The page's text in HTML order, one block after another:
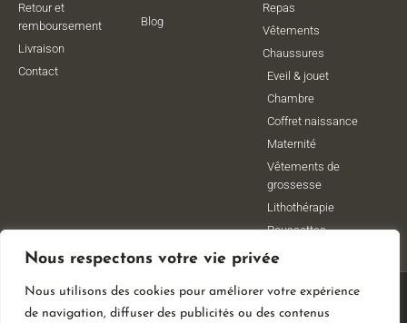
Nous respectons votre vie privée
Nous utilisons des cookies pour améliorer votre expérience
de navigation, diffuser des publicités ou des contenus
Retour et
remboursement
Livraison
Contact
Blog
Repas
Vêtements
Chaussures
Eveil & jouet
Chambre
Coffret naissance
Maternité
Vêtements de
grossesse
Lithothérapie
Poussettes
© All Rights Reserved